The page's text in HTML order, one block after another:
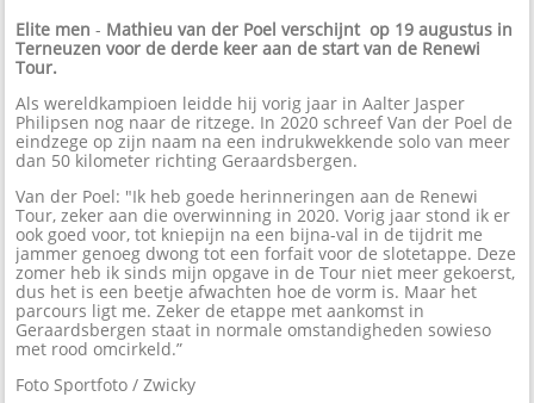
Elite men - Mathieu van der Poel verschijnt op 19 augustus in
Terneuzen voor de derde keer aan de start van de Renewi
Tour.
Als wereldkampioen leidde hij vorig jaar in Aalter Jasper
Philipsen nog naar de ritzege. In 2020 schreef Van der Poel de
eindzege op zijn naam na een indrukwekkende solo van meer
dan 50 kilometer richting Geraardsbergen.
Van der Poel: "Ik heb goede herinneringen aan de Renewi
Tour, zeker aan die overwinning in 2020. Vorig jaar stond ik er
ook goed voor, tot kniepijn na een bijna-val in de tijdrit me
jammer genoeg dwong tot een forfait voor de slotetappe. Deze
zomer heb ik sinds mijn opgave in de Tour niet meer gekoerst,
dus het is een beetje afwachten hoe de vorm is. Maar het
parcours ligt me. Zeker de etappe met aankomst in
Geraardsbergen staat in normale omstandigheden sowieso
met rood omcirkeld.”
Foto Sportfoto / Zwicky